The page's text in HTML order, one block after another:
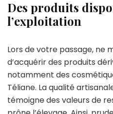
Des produits
l’exploitation
Lors de votre passage, ne
d’acquérir des produits
notamment des
Téliane. La qualité
témoigne des valeurs de